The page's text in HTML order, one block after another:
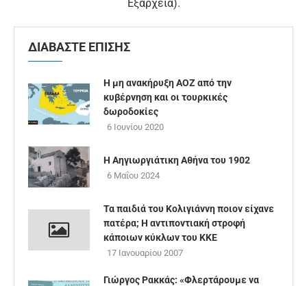
Εξάρχεια).
ΔΙΑΒΑΣΤΕ ΕΠΙΣΗΣ
Η μη ανακήρυξη ΑΟΖ από την
κυβέρνηση και οι τουρκικές
δωροδοκίες
6 Ιουνίου 2020
Η Αηγιωργιάτικη Αθήνα του 1902
6 Μαΐου 2024
Τα παιδιά του Κολιγιάννη ποιον είχανε
πατέρα; Η αντιποντιακή στροφή
κάποιων κύκλων του ΚΚΕ
17 Ιανουαρίου 2007
Γιώργος Ρακκάς: «Φλερτάρουμε να